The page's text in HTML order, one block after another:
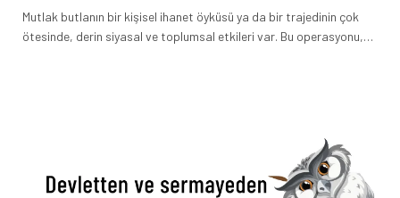
Mutlak butlanın bir kişisel ihanet öyküsü ya da bir trajedinin çok
ötesinde, derin siyasal ve toplumsal etkileri var. Bu operasyonu,…